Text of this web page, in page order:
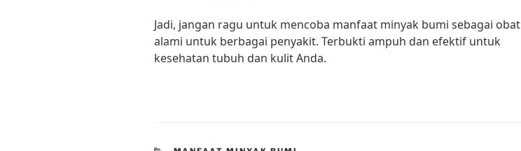
Jadi, jangan ragu untuk mencoba manfaat minyak bumi sebagai obat
alami untuk berbagai penyakit. Terbukti ampuh dan efektif untuk
kesehatan tubuh dan kulit Anda.